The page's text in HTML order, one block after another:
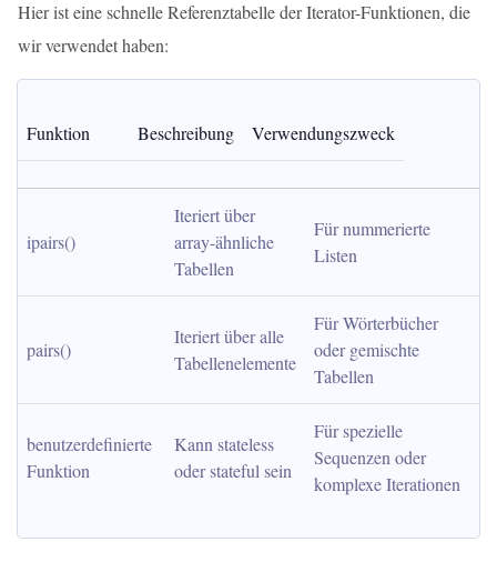
Hier ist eine schnelle Referenztabelle der Iterator-Funktionen, die
wir verwendet haben:
Funktion Beschreibung Verwendungszweck
ipairs()
Iteriert über
array-ähnliche
Tabellen
Für nummerierte
Listen
pairs()
Iteriert über alle
Tabellenelemente
Für Wörterbücher
oder gemischte
Tabellen
benutzerdefinierte
Funktion
Kann stateless
oder stateful sein
Für spezielle
Sequenzen oder
komplexe Iterationen